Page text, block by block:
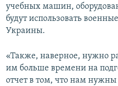
учебных машин,
будут использовать
Украины.
«Также, наверное, нужно
им больше времени на
отчет в том, что нам